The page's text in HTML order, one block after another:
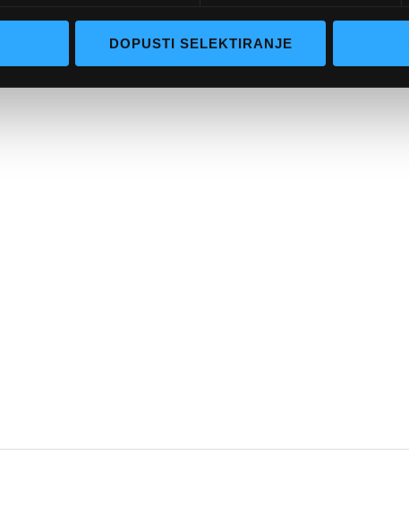
DOPUSTI SELEKTIRANJE